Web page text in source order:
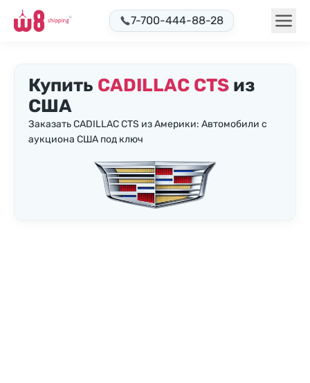
7-700-444-88-28
Купить CADILLAC CTS из
США
Заказать CADILLAC CTS из Америки: Автомобили с
аукциона США под ключ